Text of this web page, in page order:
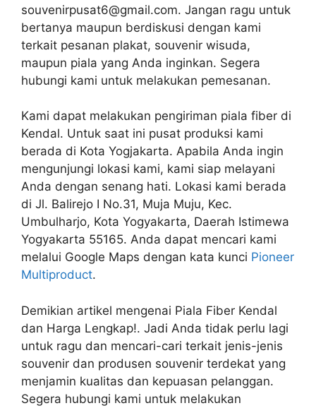
souvenirpusat6@gmail.com. Jangan ragu untuk
bertanya maupun berdiskusi dengan kami
terkait pesanan plakat, souvenir wisuda,
maupun piala yang Anda inginkan. Segera
hubungi kami untuk melakukan pemesanan.
Kami dapat melakukan pengiriman piala fiber di
Kendal. Untuk saat ini pusat produksi kami
berada di Kota Yogjakarta. Apabila Anda ingin
mengunjungi lokasi kami, kami siap melayani
Anda dengan senang hati. Lokasi kami berada
di Jl. Balirejo I No.31, Muja Muju, Kec.
Umbulharjo, Kota Yogyakarta, Daerah Istimewa
Yogyakarta 55165. Anda dapat mencari kami
melalui Google Maps dengan kata kunci Pioneer
Multiproduct.
Demikian artikel mengenai Piala Fiber Kendal
dan Harga Lengkap!. Jadi Anda tidak perlu lagi
untuk ragu dan mencari-cari terkait jenis-jenis
souvenir dan produsen souvenir terdekat yang
menjamin kualitas dan kepuasan pelanggan.
Segera hubungi kami untuk melakukan